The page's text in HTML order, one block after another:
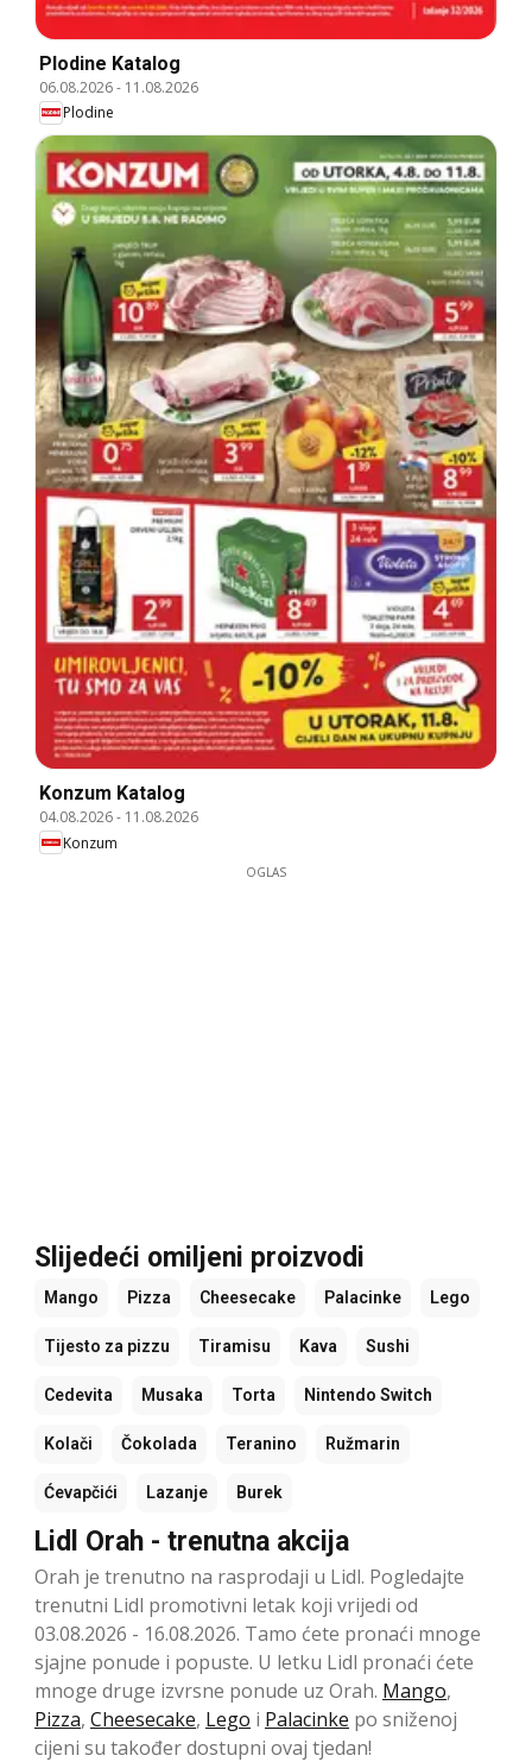
Plodine Katalog
06.08.2026- 11.08.2026
Plodine
Konzum Katalog
04.08.2026- 11.08.2026
Konzum
OGLAS
Slijedeći omiljeni proizvodi
Mango Pizza Cheesecake Palacinke Lego
Tijesto za pizzu Tiramisu Kava Sushi
Cedevita Musaka Torta Nintendo Switch
Kolači Čokolada Teranino Ružmarin
Ćevapčići Lazanje Burek
Lidl Orah - trenutna akcija
Orah je trenutno na rasprodaji u Lidl. Pogledajte
trenutni Lidl promotivni letak koji vrijedi od
03.08.2026 - 16.08.2026. Tamo ćete pronaći mnoge
sjajne ponude i popuste. U letku Lidl pronaći ćete
mnoge druge izvrsne ponude uz Orah. Mango,
Pizza, Cheesecake, Lego i Palacinke po sniženoj
cijeni su također dostupni ovaj tjedan!